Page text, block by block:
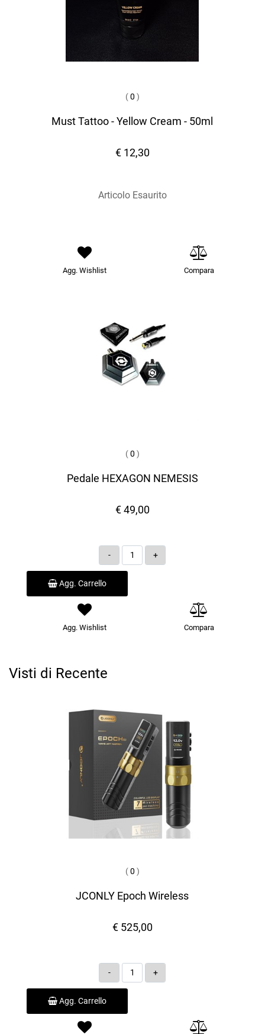
(0 )
Must Tattoo - Yellow Cream - 50ml
€ 12,30
Articolo Esaurito
Agg. Wishlist Compara
(0 )
Pedale HEXAGON NEMESIS
€ 49,00
Quantità
Agg. Carrello
Agg. Wishlist Compara
Visti di Recente
(0 )
JCONLY Epoch Wireless
€ 525,00
Quantità
Agg. Carrello